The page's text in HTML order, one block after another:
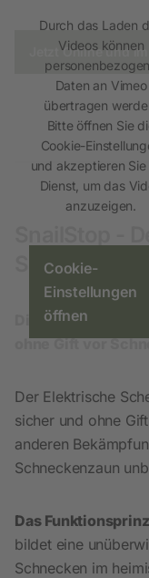
Durch das Laden
Videos können
Daten an Vimeo
übertragen
Bitte öffnen Sie
Cookie-
und akzeptieren Sie
Dienst, um das
anzuzeigen.
Cookie-
Einstellungen
öffnen
Jetzt Online und
SnailStop -
Die innovative
ohne Gift vor
Der Elektrische
sicher und ohne
anderen
Schneckenzaun
Das
bildet eine
Schnecken im